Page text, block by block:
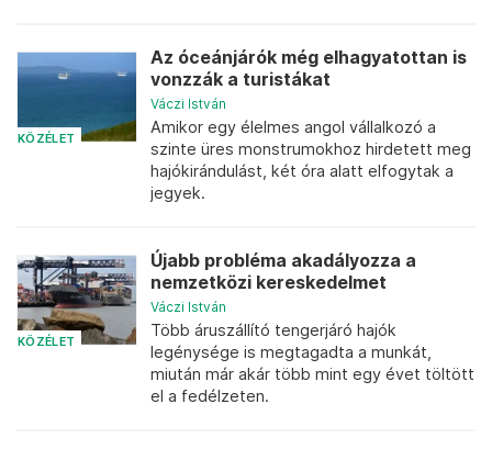
KÖZÉLET
Az óceánjárók még elhagyatottan is
vonzzák a turistákat
Váczi István
Amikor egy élelmes angol vállalkozó a
szinte üres monstrumokhoz hirdetett meg
hajókirándulást, két óra alatt elfogytak a
jegyek.
KÖZÉLET
Újabb probléma akadályozza a
nemzetközi kereskedelmet
Váczi István
Több áruszállító tengerjáró hajók
legénysége is megtagadta a munkát,
miután már akár több mint egy évet töltött
el a fedélzeten.